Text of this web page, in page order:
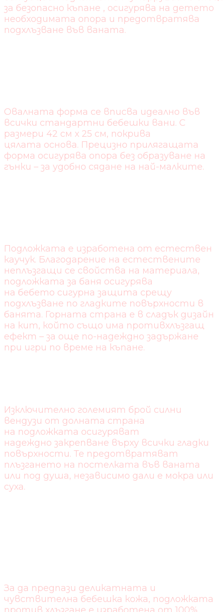
за безопасно къпане , осигурява на детето
необходимата опора и предотвратява
подхлъзване във ваната.
Овалната форма се вписва идеално във
всички стандартни бебешки вани. С
размери 42 см х 25 см, покрива
цялата основа. Прецизно прилягащата
форма осигурява опора без образуване на
гънки – за удобно сядане на най-малките.
Подложката е изработена от естествен
каучук. Благодарение на естествените
неплъзгащи се свойства на материала,
подложката за баня осигурява
на бебето сигурна защита срещу
подхлъзване по гладките повърхности в
банята. Горната страна е в сладък дизайн
на кит, който също има противхлъзгащ
ефект – за още по-надеждно задържане
при игри по време на къпане.
Изключително големият брой силни
вендузи от долната страна
на подложката осигуряват
надеждно закрепване върху всички гладки
повърхности. Те предотвратяват
плъзгането на постелката във ваната
или под душа, независимо дали е мокра или
суха.
За да предпази деликатната и
чувствителна бебешка кожа, подложката